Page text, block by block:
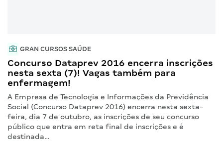
GRAN CURSOS SAÚDE
Concurso Dataprev 2016 encerra inscrições
nesta sexta (7)! Vagas também para
enfermagem!
A Empresa de Tecnologia e Informações da Previdência
Social (Concurso Dataprev 2016) encerra nesta sexta-
feira, dia 7 de outubro, as inscrições de seu concurso
público que entra em reta final de inscrições e é
destinada…